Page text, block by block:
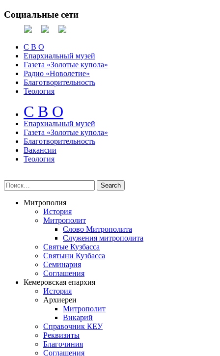
Социальные сети
С В О
Епархиальный музей
Газета «Золотые купола»
Радио «Новолетие»
Благотворительность
Теология
С В О
Епархиальный музeй
Газета «Золотые купола»
Благотворительность
Вакансии
Теология
Митрополия
История
Митрополит
Слово Митрополита
Служения митрополита
Святые Кузбасса
Святыни Кузбасса
Семинария
Соглашения
Кемеровская епархия
История
Архиереи
Митрополит
Викарий
Справочник КЕУ
Реквизиты
Благочиния
Соглашения